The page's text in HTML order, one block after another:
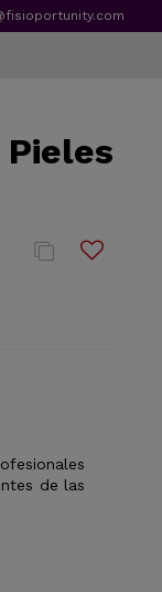
Pieles
de las